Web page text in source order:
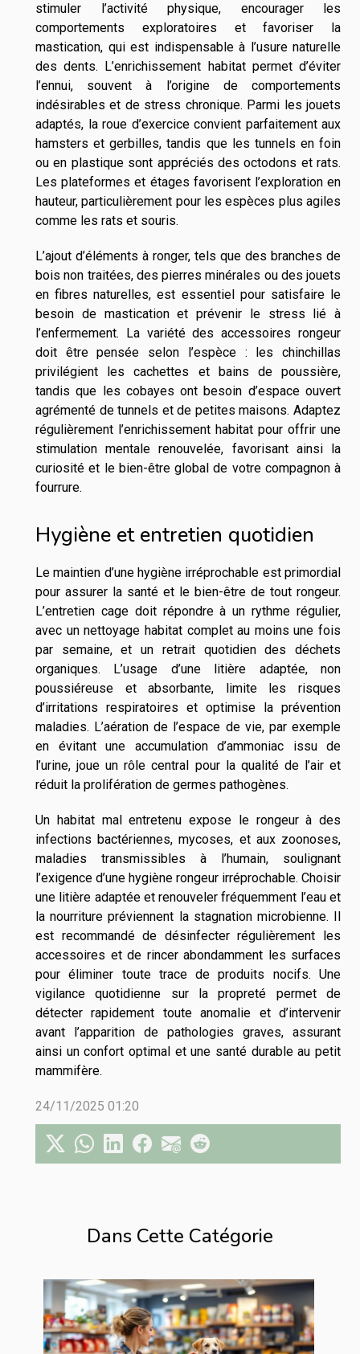
Dans Cette Catégorie
stimuler l’activité physique, encourager les
comportements exploratoires et favoriser la
mastication, qui est indispensable à l’usure naturelle
des dents. L’enrichissement habitat permet d’éviter
l’ennui, souvent à l’origine de comportements
indésirables et de stress chronique. Parmi les jouets
adaptés, la roue d’exercice convient parfaitement aux
hamsters et gerbilles, tandis que les tunnels en foin
ou en plastique sont appréciés des octodons et rats.
Les plateformes et étages favorisent l’exploration en
hauteur, particulièrement pour les espèces plus agiles
comme les rats et souris.
L’ajout d’éléments à ronger, tels que des branches de
bois non traitées, des pierres minérales ou des jouets
en fibres naturelles, est essentiel pour satisfaire le
besoin de mastication et prévenir le stress lié à
l’enfermement. La variété des accessoires rongeur
doit être pensée selon l’espèce : les chinchillas
privilégient les cachettes et bains de poussière,
tandis que les cobayes ont besoin d’espace ouvert
agrémenté de tunnels et de petites maisons. Adaptez
régulièrement l’enrichissement habitat pour offrir une
stimulation mentale renouvelée, favorisant ainsi la
curiosité et le bien-être global de votre compagnon à
fourrure.
Hygiène et entretien quotidien
Le maintien d’une hygiène irréprochable est primordial
pour assurer la santé et le bien-être de tout rongeur.
L’entretien cage doit répondre à un rythme régulier,
avec un nettoyage habitat complet au moins une fois
par semaine, et un retrait quotidien des déchets
organiques. L’usage d’une litière adaptée, non
poussiéreuse et absorbante, limite les risques
d’irritations respiratoires et optimise la prévention
maladies. L’aération de l’espace de vie, par exemple
en évitant une accumulation d’ammoniac issu de
l’urine, joue un rôle central pour la qualité de l’air et
réduit la prolifération de germes pathogènes.
Un habitat mal entretenu expose le rongeur à des
infections bactériennes, mycoses, et aux zoonoses,
maladies transmissibles à l’humain, soulignant
l’exigence d’une hygiène rongeur irréprochable. Choisir
une litière adaptée et renouveler fréquemment l’eau et
la nourriture préviennent la stagnation microbienne. Il
est recommandé de désinfecter régulièrement les
accessoires et de rincer abondamment les surfaces
pour éliminer toute trace de produits nocifs. Une
vigilance quotidienne sur la propreté permet de
détecter rapidement toute anomalie et d’intervenir
avant l’apparition de pathologies graves, assurant
ainsi un confort optimal et une santé durable au petit
mammifère.
24/11/2025 01:20